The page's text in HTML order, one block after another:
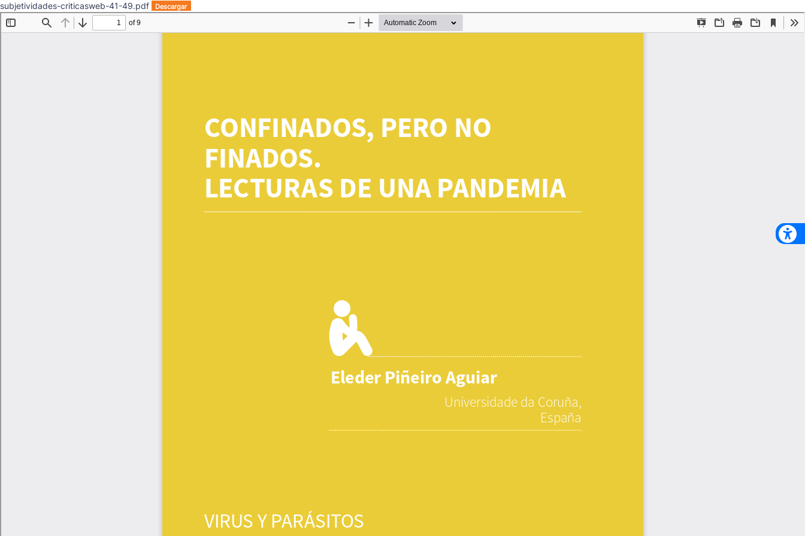
subjetividades-criticasweb-41-49.pdf Descargar